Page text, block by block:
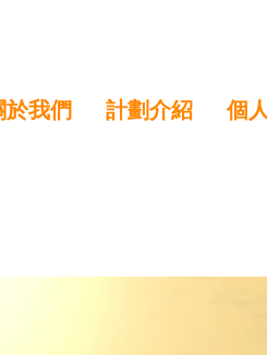
於我們 計劃介紹 個